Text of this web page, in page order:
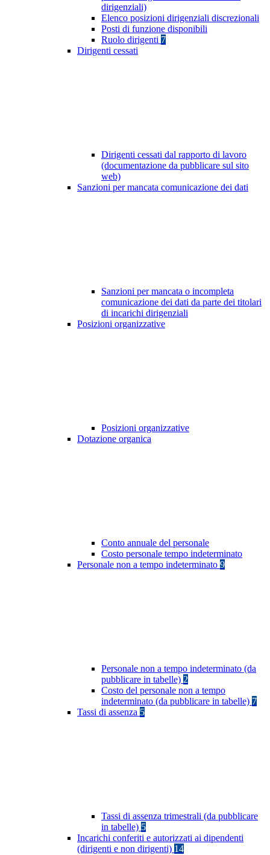
dirigenziali)
Elenco posizioni dirigenziali discrezionali
Posti di funzione disponibili
Ruolo dirigenti 7
Dirigenti cessati
Dirigenti cessati dal rapporto di lavoro
(documentazione da pubblicare sul sito
web)
Sanzioni per mancata comunicazione dei dati
Sanzioni per mancata o incompleta
comunicazione dei dati da parte dei titolari
di incarichi dirigenziali
Posizioni organizzative
Posizioni organizzative
Dotazione organica
Conto annuale del personale
Costo personale tempo indeterminato
Personale non a tempo indeterminato 9
Personale non a tempo indeterminato (da
pubblicare in tabelle) 2
Costo del personale non a tempo
indeterminato (da pubblicare in tabelle) 7
Tassi di assenza 5
Tassi di assenza trimestrali (da pubblicare
in tabelle) 5
Incarichi conferiti e autorizzati ai dipendenti
(dirigenti e non dirigenti) 14